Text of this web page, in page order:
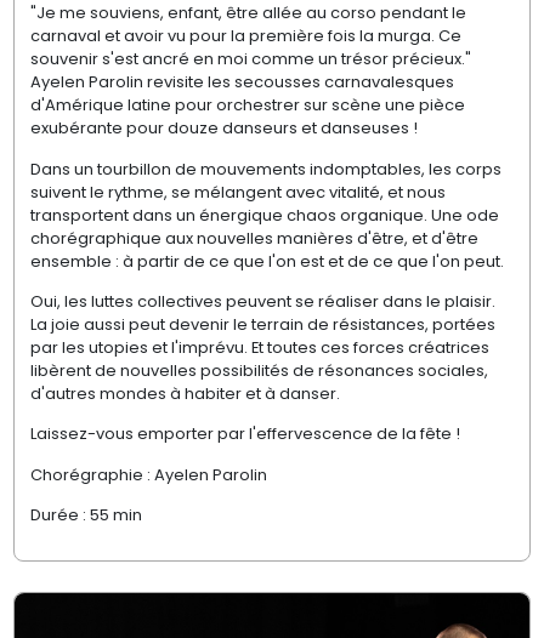
"Je me souviens, enfant, être allée au corso pendant le
carnaval et avoir vu pour la première fois la murga. Ce
souvenir s'est ancré en moi comme un trésor précieux."
Ayelen Parolin revisite les secousses carnavalesques
d'Amérique latine pour orchestrer sur scène une pièce
exubérante pour douze danseurs et danseuses !
Dans un tourbillon de mouvements indomptables, les corps
suivent le rythme, se mélangent avec vitalité, et nous
transportent dans un énergique chaos organique. Une ode
chorégraphique aux nouvelles manières d'être, et d'être
ensemble : à partir de ce que l'on est et de ce que l'on peut.
Oui, les luttes collectives peuvent se réaliser dans le plaisir.
La joie aussi peut devenir le terrain de résistances, portées
par les utopies et l'imprévu. Et toutes ces forces créatrices
libèrent de nouvelles possibilités de résonances sociales,
d'autres mondes à habiter et à danser.
Laissez-vous emporter par l'effervescence de la fête !
Chorégraphie : Ayelen Parolin
Durée : 55 min